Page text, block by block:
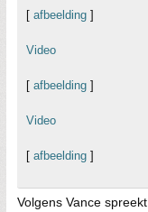
[ afbeelding ]
Video
[ afbeelding ]
Video
[ afbeelding ]
Volgens Vance